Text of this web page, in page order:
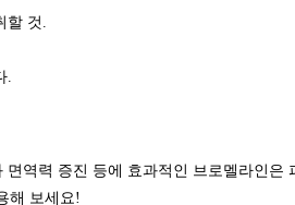
것.
.
역력 증진 등에 효과적인 브로멜라인
해 보세요!